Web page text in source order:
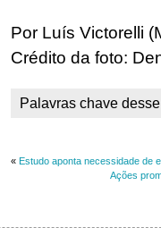
Por Luís Victorelli
Crédito da foto:
Palavras chave
« Estudo aponta necessidade de
Ações